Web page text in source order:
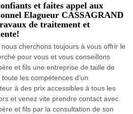
et faites appel aux
Elagueur CASSAGRAND
de traitement et
cherchons toujours à vous offrir le
pour vous et vous conseillons
et fils une entreprise de taille de
les compétences d’un
à des prix accessibles à tous les
et venez vite prendre contact avec
et fils par la consultation de son